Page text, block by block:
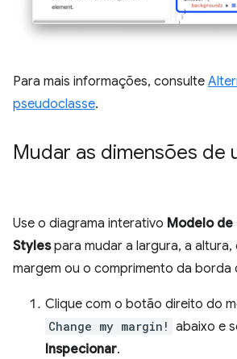
Para mais informações, consulte
pseudoclasse.
Mudar as dimensões de
Use o diagrama interativo Modelo de
Stylespara mudar a largura, a altura,
margem ou o comprimento da borda
Clique com o botão direito do
Change my margin! abaixo e
Inspecionar.